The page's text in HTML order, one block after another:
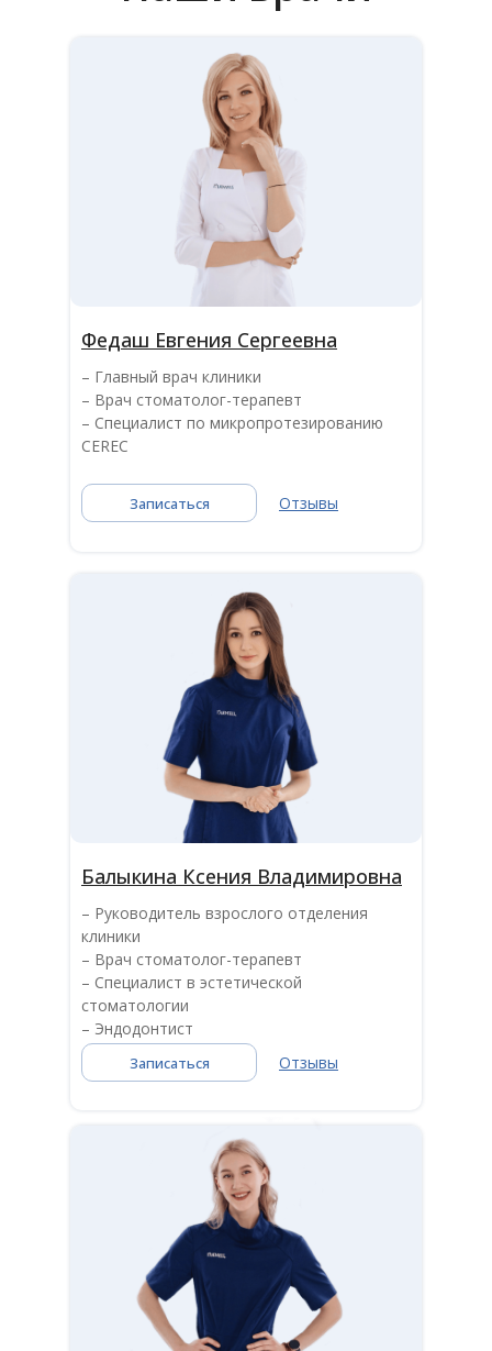
Федаш Евгения Сергеевна
Отзывы
– Главный врач клиники
– Врач стоматолог-терапевт
– Специалист по микропротезированию
CEREC
Записаться
Балыкина Ксения Владимировна
Отзывы
– Руководитель взрослого отделения
клиники
– Врач стоматолог-терапевт
– Специалист в эстетической
стоматологии
– Эндодонтист
Записаться